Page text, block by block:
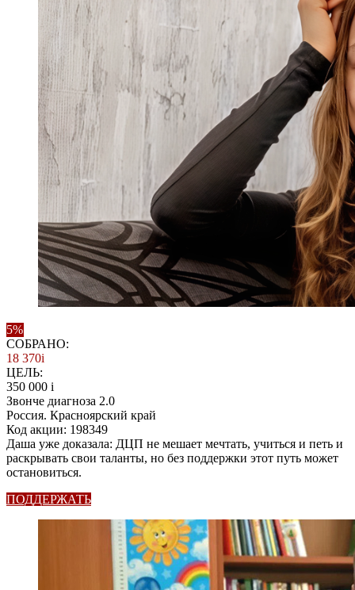
5%
СОБРАНО:
18 370i
ЦЕЛЬ:
350 000 i
Звонче диагноза 2.0
Россия. Красноярский край
Код акции: 198349
Даша уже доказала: ДЦП не мешает мечтать, учиться и петь и
раскрывать свои таланты, но без поддержки этот путь может
остановиться.
ПОДДЕРЖАТЬ